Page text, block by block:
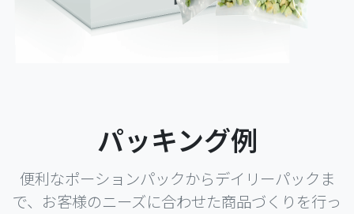
パッキング例
便利なポーションパックからデイリーパックま
で、お客様のニーズに合わせた商品づくりを行っ